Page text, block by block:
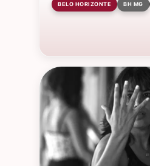
BELO HORIZONTE BH MG